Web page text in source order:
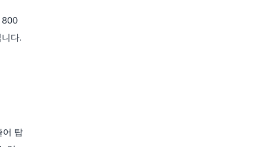
800
다.
어 탑